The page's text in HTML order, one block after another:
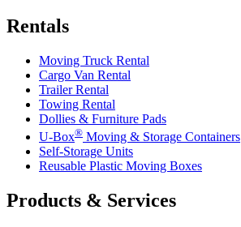
Rentals
Moving Truck Rental
Cargo Van Rental
Trailer Rental
Towing Rental
Dollies & Furniture Pads
U-Box® Moving & Storage Containers
Self-Storage Units
Reusable Plastic Moving Boxes
Products & Services